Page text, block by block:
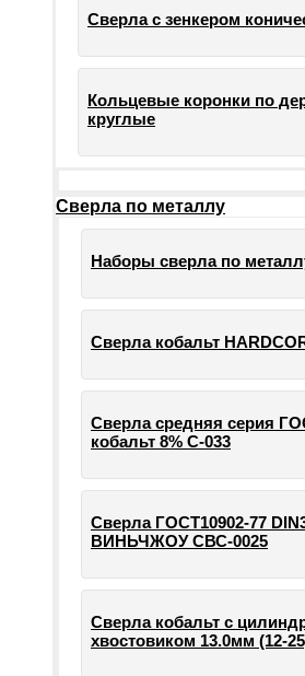
Сверла с зенкером
Кольцевые коронки по
круглые
Сверла по металлу
Наборы сверла по
Сверла кобальт
Сверла средняя серия
кобальт 8% С-033
Сверла ГОСТ10902-77
ВИНЬЧЖОУ СВС-0025
Сверла кобальт с
хвостовиком 13.0мм (12-